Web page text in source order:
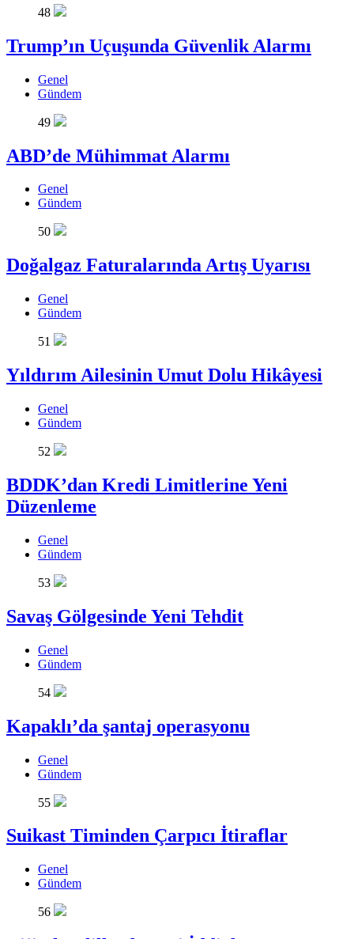
48
Trump’ın Uçuşunda Güvenlik Alarmı
Genel
Gündem
49
ABD’de Mühimmat Alarmı
Genel
Gündem
50
Doğalgaz Faturalarında Artış Uyarısı
Genel
Gündem
51
Yıldırım Ailesinin Umut Dolu Hikâyesi
Genel
Gündem
52
BDDK’dan Kredi Limitlerine Yeni
Düzenleme
Genel
Gündem
53
Savaş Gölgesinde Yeni Tehdit
Genel
Gündem
54
Kapaklı’da şantaj operasyonu
Genel
Gündem
55
Suikast Timinden Çarpıcı İtiraflar
Genel
Gündem
56